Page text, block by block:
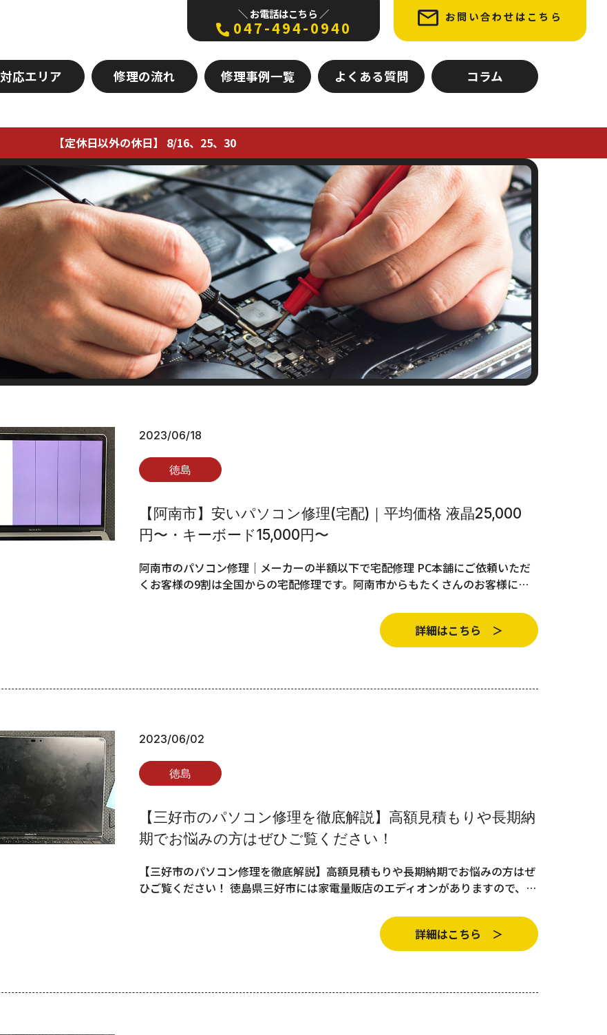
＼ お電話はこちら ／
047-494-0940
お問い合わせはこちら
対応エリア 修理の流れ 修理事例一覧 よくある質問 コラム
【定休日以外の休日】 8/16、25、30
2023/06/18
徳島
【阿南市】安いパソコン修理(宅配)｜平均価格 液晶25,000
円〜・キーボード15,000円〜
阿南市のパソコン修理｜メーカーの半額以下で宅配修理 PC本舗にご依頼いただ
くお客様の9割は全国からの宅配修理です。阿南市からもたくさんのお客様に…
詳細はこちら ＞
2023/06/02
徳島
【三好市のパソコン修理を徹底解説】高額見積もりや長期納
期でお悩みの方はぜひご覧ください！
【三好市のパソコン修理を徹底解説】高額見積もりや長期納期でお悩みの方はぜ
ひご覧ください！ 徳島県三好市には家電量販店のエディオンがありますので、…
詳細はこちら ＞